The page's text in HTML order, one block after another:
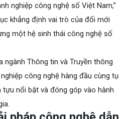
nghiệp công nghệ số Việt Nam,”
khẳng định vai trò của đổi mới
một hệ sinh thái công nghệ số
ngành Thông tin và Truyền thông
công nghệ hàng đầu cùng tụ
tựu nổi bật và đóng góp vào hành